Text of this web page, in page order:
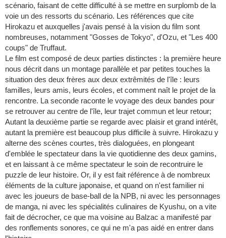
scénario, faisant de cette difficulté à se mettre en surplomb de la
voie un des ressorts du scénario. Les références que cite
Hirokazu et auxquelles j'avais pensé à la vision du film sont
nombreuses, notamment "Gosses de Tokyo", d'Ozu, et "Les 400
coups" de Truffaut.
Le film est composé de deux parties distinctes : la première heure
nous décrit dans un montage parallèle et par petites touches la
situation des deux frères aux deux extrêmités de l'île : leurs
familles, leurs amis, leurs écoles, et comment naît le projet de la
rencontre. La seconde raconte le voyage des deux bandes pour
se retrouver au centre de l'île, leur trajet commun et leur retour;
Autant la deuxième partie se regarde avec plaisir et grand intérêt,
autant la première est beaucoup plus difficile à suivre. Hirokazu y
alterne des scènes courtes, très dialoguées, en plongeant
d'emblée le spectateur dans la vie quotidienne des deux gamins,
et en laissant à ce même spectateur le soin de recontruire le
puzzle de leur histoire. Or, il y est fait référence à de nombreux
éléments de la culture japonaise, et quand on n'est familier ni
avec les joueurs de base-ball de la NPB, ni avec les personnages
de manga, ni avec les spécialités culinaires de Kyushu, on a vite
fait de décrocher, ce que ma voisine au Balzac a manifesté par
des ronflements sonores, ce qui ne m'a pas aidé en entrer dans